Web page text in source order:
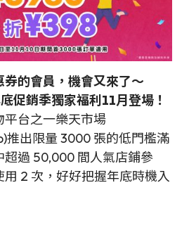
的會員，機會又來了～
促銷季獨家福利11月登場！
台之一樂天市場
出限量 3000 張的低門檻滿
超過 50,000 間人氣店鋪參
2 次，好好把握年底時機入